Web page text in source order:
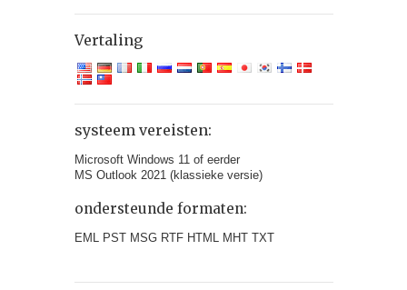
Vertaling
systeem vereisten:
Microsoft Windows 11 of eerder
MS Outlook 2021 (klassieke versie)
ondersteunde formaten:
EML PST MSG RTF HTML MHT TXT